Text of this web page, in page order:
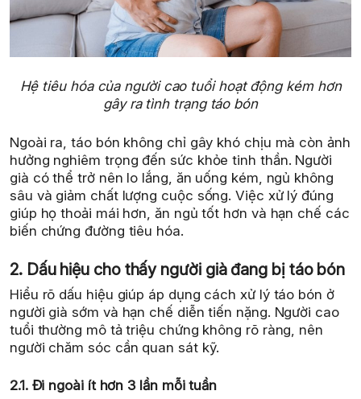
Hệ tiêu hóa của người cao tuổi hoạt động kém hơn
gây ra tình trạng táo bón
Ngoài ra, táo bón không chỉ gây khó chịu mà còn ảnh
hưởng nghiêm trọng đến sức khỏe tinh thần. Người
già có thể trở nên lo lắng, ăn uống kém, ngủ không
sâu và giảm chất lượng cuộc sống. Việc xử lý đúng
giúp họ thoải mái hơn, ăn ngủ tốt hơn và hạn chế các
biến chứng đường tiêu hóa.
2. Dấu hiệu cho thấy người già đang bị táo bón
Hiểu rõ dấu hiệu giúp áp dụng cách xử lý táo bón ở
người già sớm và hạn chế diễn tiến nặng. Người cao
tuổi thường mô tả triệu chứng không rõ ràng, nên
người chăm sóc cần quan sát kỹ.
2.1. Đi ngoài ít hơn 3 lần mỗi tuần